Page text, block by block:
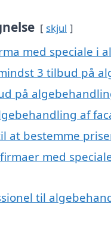
skjul
med speciale i
3 tilbud på
på
af
at bestemme
med
til